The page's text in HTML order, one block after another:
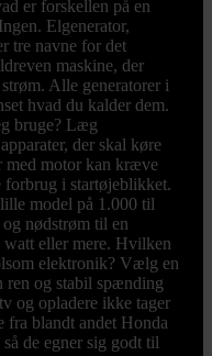
er forskellen på en
Elgenerator,
tre navne for det
maskine, der
Alle generatorer i
hvad du kalder dem.
bruge? Læg
der skal køre
med motor kan kræve
forbrug i startøjeblikket.
model på 1.000 til
nødstrøm til en
eller mere. Hvilken
elektronik? Vælg en
ren og stabil spænding
og opladere ikke tager
fra blandt andet Honda
de egner sig godt til